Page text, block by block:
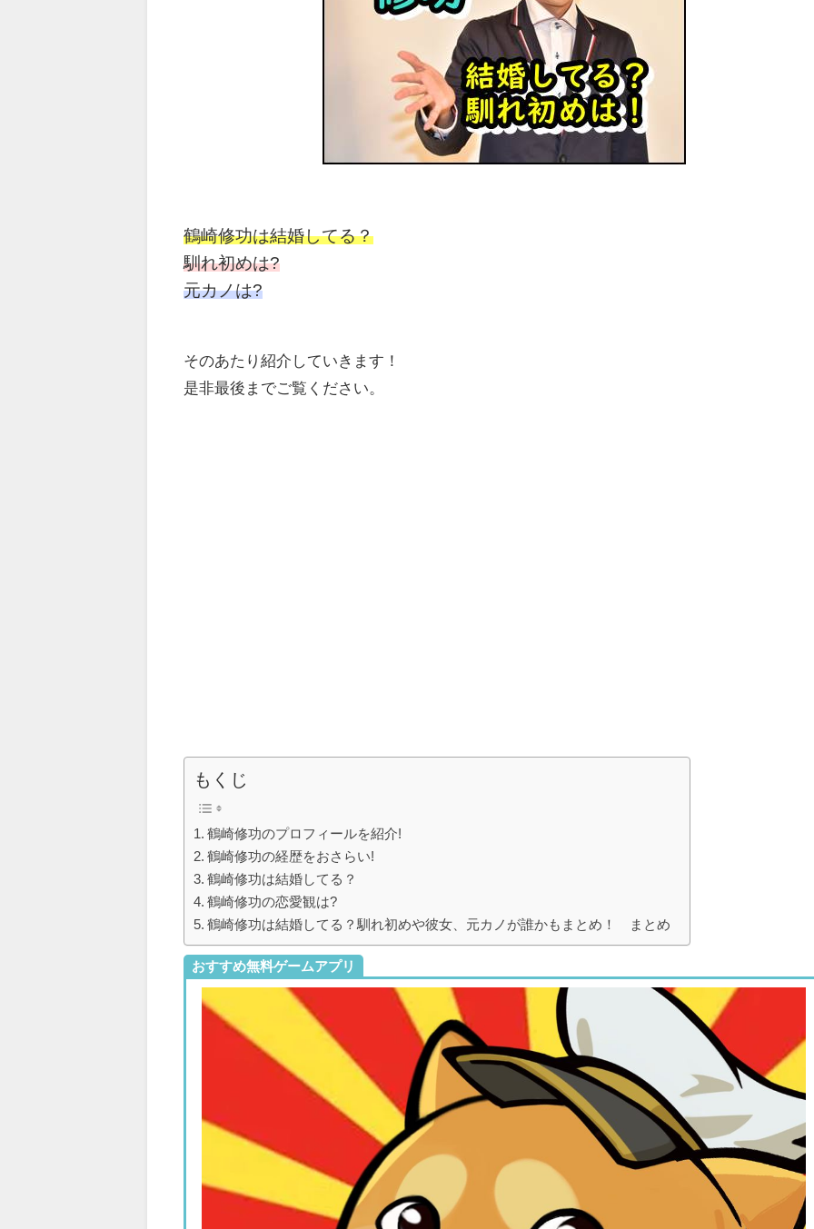
鶴崎修功は結婚してる？
馴れ初めは?
元カノは?
そのあたり紹介していきます！
是非最後までご覧ください。
もくじ
鶴崎修功のプロフィールを紹介!
鶴崎修功の経歴をおさらい!
鶴崎修功は結婚してる？
鶴崎修功の恋愛観は?
鶴崎修功は結婚してる？馴れ初めや彼女、元カノが誰かもまとめ！ まとめ
おすすめ無料ゲームアプリ